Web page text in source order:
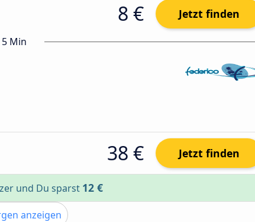
8 € Jetzt finden
Min
38 € Jetzt finden
und Du sparst 12 €
anzeigen